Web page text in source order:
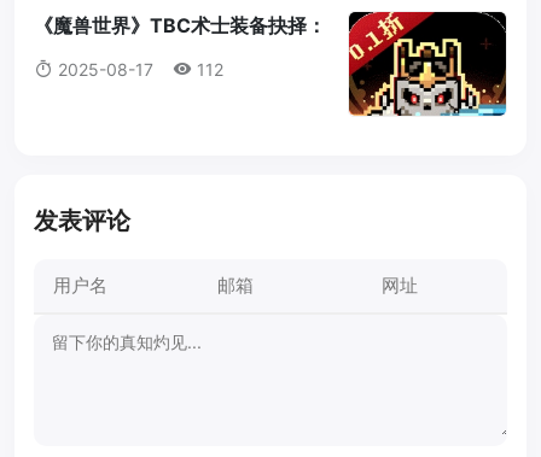
《魔兽世界》TBC术士装备抉择：
法打套还是T4套？这是你必须知道
的真相！
2025-08-17 112
发表评论